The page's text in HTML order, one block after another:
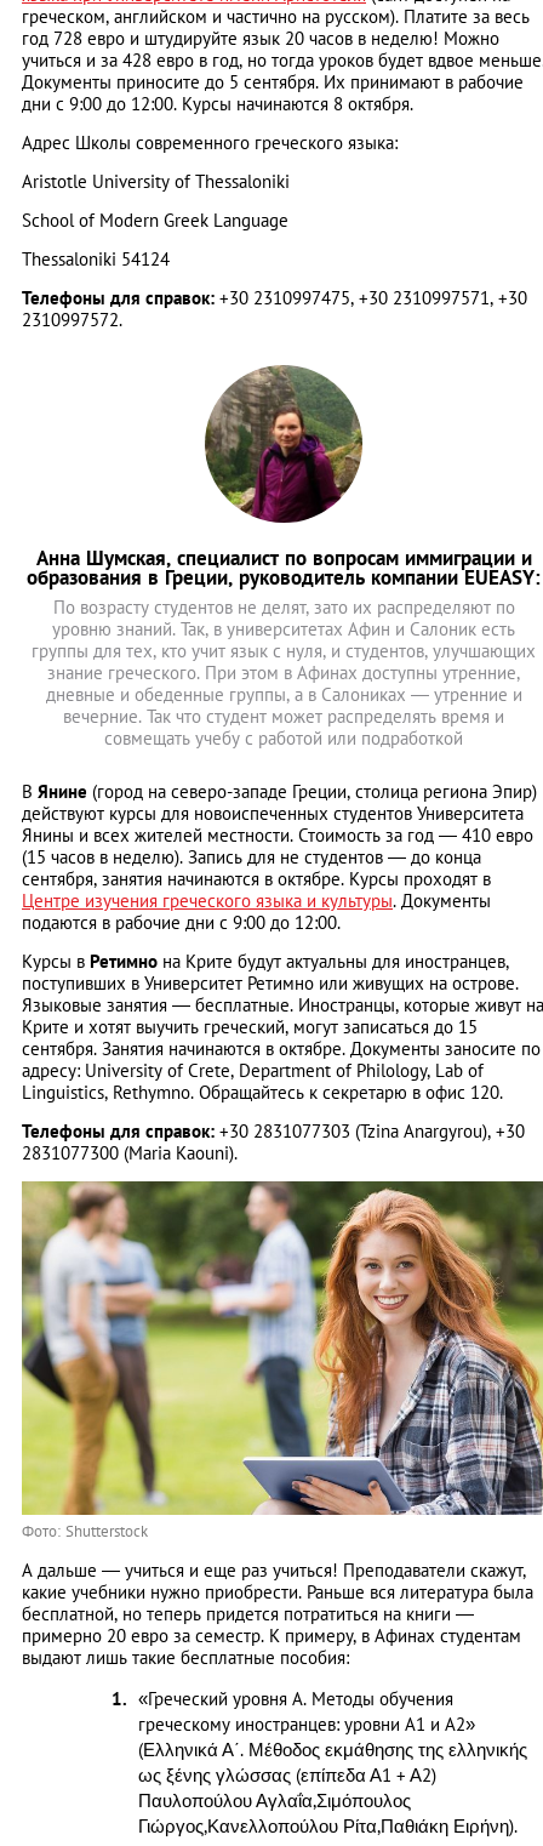
греческом, английском и частично на русском). Платите за весь
год 728 евро и штудируйте язык 20 часов в неделю! Можно
учиться и за 428 евро в год, но тогда уроков будет вдвое
Документы приносите до 5 сентября. Их принимают в рабочие
дни с 9:00 до 12:00. Курсы начинаются 8 октября.
Адрес Школы современного греческого языка:
Aristotle University of Thessaloniki
School of Modern Greek Language
Thessaloniki 54124
Телефоны для справок: +30 2310997475, +30 2310997571, +30
2310997572.
Анна Шумская, специалист по вопросам иммиграции и
образования в Греции, руководитель компании EUEASY:
По возрасту студентов не делят, зато их распределяют по
уровню знаний. Так, в университетах Афин и Салоник есть
группы для тех, кто учит язык с нуля, и студентов, улучшающих
знание греческого. При этом в Афинах доступны утренние,
дневные и обеденные группы, а в Салониках — утренние и
вечерние. Так что студент может распределять время и
совмещать учебу с работой или подработкой
В Янине (город на северо-западе Греции, столица региона Эпир)
действуют курсы для новоиспеченных студентов Университета
Янины и всех жителей местности. Стоимость за год ― 410 евро
(15 часов в неделю). Запись для не студентов — до конца
сентября, занятия начинаются в октябре. Курсы проходят в
Центре изучения греческого языка и культуры. Документы
подаются в рабочие дни с 9:00 до 12:00.
Курсы в Ретимно на Крите будут актуальны для иностранцев,
поступивших в Университет Ретимно или живущих на острове.
Языковые занятия — бесплатные. Иностранцы, которые живут на
Крите и хотят выучить греческий, могут записаться до 15
сентября. Занятия начинаются в октябре. Документы заносите по
адресу: University of Crete, Department of Philology, Lab of
Linguistics, Rethymno. Обращайтесь к секретарю в офис 120.
Телефоны для справок: +30 2831077303 (Tzina Anargyrou), +30
2831077300 (Maria Kaouni).
Фото: Shutterstock
А дальше ― учиться и еще раз учиться! Преподаватели скажут,
какие учебники нужно приобрести. Раньше вся литература была
бесплатной, но теперь придется потратиться на книги ―
примерно 20 евро за семестр. К примеру, в Афинах студентам
выдают лишь такие бесплатные пособия:
«Греческий уровня А. Методы обучения
греческому иностранцев: уровни А1 и А2»
(Ελληνικά Α΄. Μέθοδος εκμάθησης της ελληνικής
ως ξένης γλώσσας (επίπεδα Α1 + Α2)
Παυλοπούλου Αγλαΐα,Σιμόπουλος
Γιώργος,Κανελλοπούλου Ρίτα,Παθιάκη Ειρήνη).